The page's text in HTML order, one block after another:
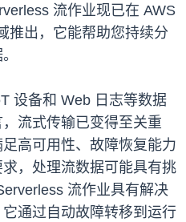
流作业现已在 AWS
推出，它能帮助您持续分
设备和 Web 日志等数据
流式传输已变得至关重
高可用性、故障恢复能力
，处理流数据可能具有挑
流作业具有解决
通过自动故障转移到运行